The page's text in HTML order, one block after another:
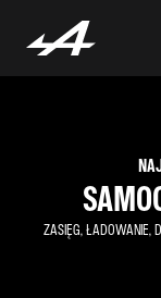
ZASIĘG, ŁADOWANIE,